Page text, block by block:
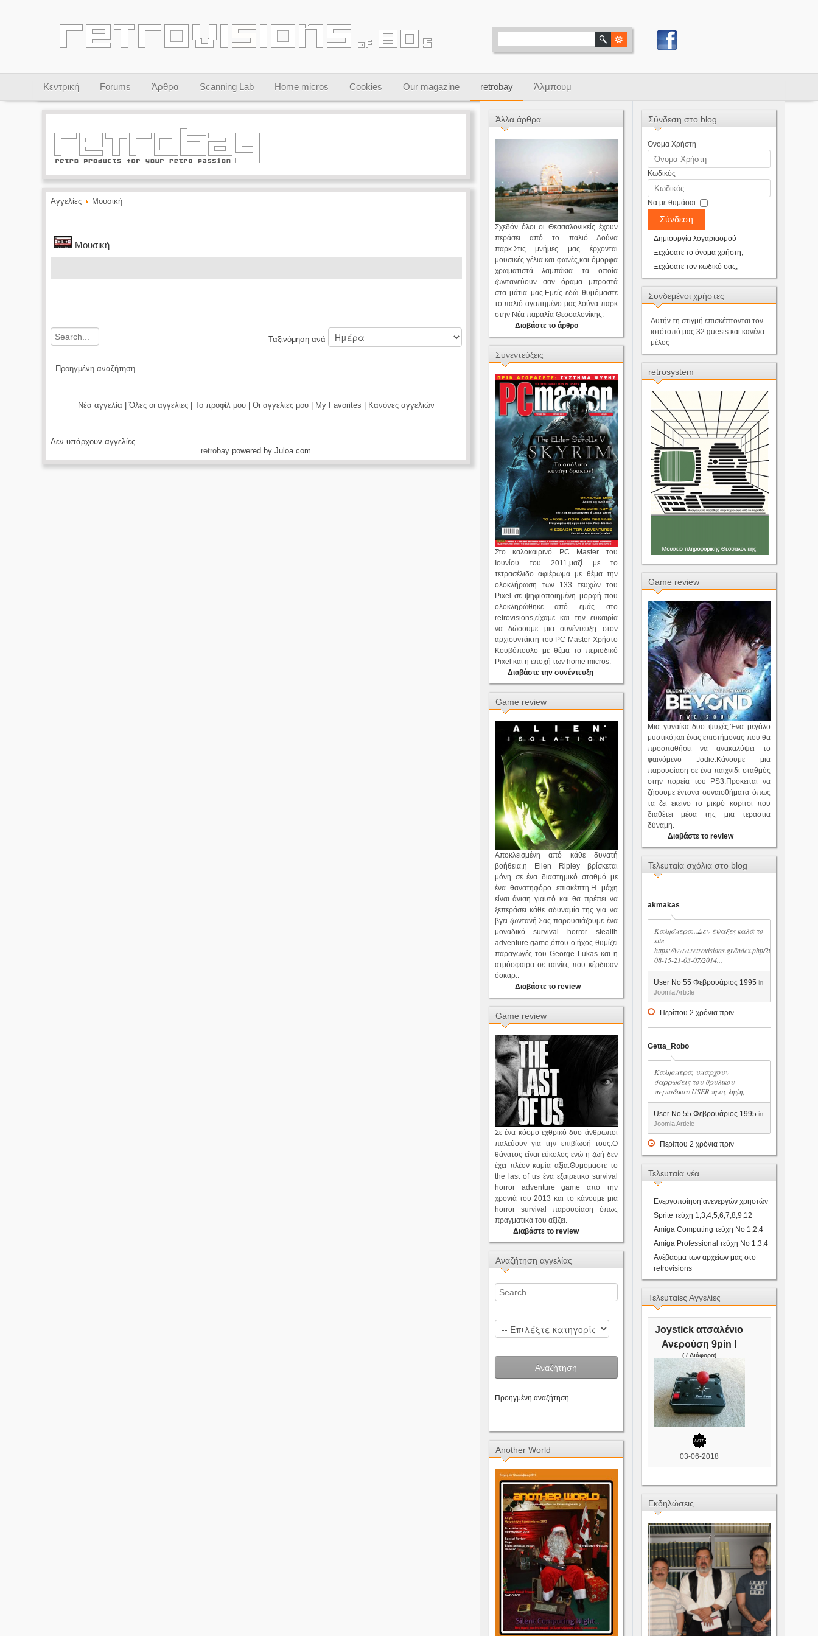
Κεντρική Forums Άρθρα Scanning Lab Home micros Cookies Our magazine retrobay Άλμπουμ
Αγγελίες Μουσική
Μουσική
Προηγμένη αναζήτηση
Ταξινόμηση ανά
Νέα αγγελία |Όλες οι αγγελίες| Το προφίλ μου| Οι αγγελίες μου| My Favorites Κανόνες αγγελιών
Δεν υπάρχουν αγγελίες
retrobay powered by Juloa.com
Άλλα άρθρα
Σχεδόν όλοι οι Θεσσαλονικείς έχουν
περάσει από το παλιό Λούνα
παρκ.Στις μνήμες μας έρχονται
μουσικές γέλια και φωνές,και όμορφα
χρωματιστά λαμπάκια τα οποία
ζωντανεύουν σαν όραμα μπροστά
στα μάτια μας.Εμείς εδώ θυμόμαστε
το παλιό αγαπημένο μας λούνα παρκ
στην Νέα παραλία Θεσσαλονίκης.
Διαβάστε το άρθρο
Συνεντεύξεις
Στο καλοκαιρινό PC Master του
Ιουνίου του 2011,μαζί με το
τετρασέλιδο αφιέρωμα με θέμα την
ολοκλήρωση των 133 τευχών του
Pixel σε ψηφιοποιημένη μορφή που
ολοκληρώθηκε από εμάς στο
retrovisions,είχαμε και την ευκαιρία
να δώσουμε μια συνέντευξη στον
αρχισυντάκτη του PC Master Χρήστο
Κουβόπουλο με θέμα το περιοδικό
Pixel και η εποχή των home micros.
Διαβάστε την συνέντευξη
Game review
Αποκλεισμένη από κάθε δυνατή
βοήθεια,η Ellen Ripley βρίσκεται
μόνη σε ένα διαστημικό σταθμό με
ένα θανατηφόρο επισκέπτη.Η μάχη
είναι άνιση γιαυτό και θα πρέπει να
ξεπεράσει κάθε αδυναμία της για να
βγει ζωντανή.Σας παρουσιάζουμε ένα
μοναδικό survival horror stealth
adventure game,όπου ο ήχος θυμίζει
παραγωγές του George Lukas και η
ατμόσφαιρα σε ταινίες που κέρδισαν
όσκαρ..
Διαβάστε το review
Game review
Σε ένα κόσμο εχθρικό δυο άνθρωποι
παλεύουν για την επιβίωσή τους.Ο
θάνατος είναι εύκολος ενώ η ζωή δεν
έχει πλέον καμία αξία.Θυμόμαστε το
the last of us ένα εξαιρετικό survival
horror adventure game από την
χρονιά του 2013 και το κάνουμε μια
horror survival παρουσίαση όπως
πραγματικά του αξίζει.
Διαβάστε το review
Αναζήτηση αγγελίας
Προηγμένη αναζήτηση
Another World
Σύνδεση στο blog
Όνομα Χρήστη
Κωδικός
Να με θυμάσαι
Σύνδεση
Δημιουργία λογαριασμού
Ξεχάσατε το όνομα χρήστη;
Ξεχάσατε τον κωδικό σας;
Συνδεμένοι χρήστες
Αυτήν τη στιγμή επισκέπτονται τον
ιστότοπό μας 32 guests και κανένα
μέλος
retrosystem
Game review
Μια γυναίκα δυο ψυχές.Ένα μεγάλο
μυστικό,και ένας επιστήμονας που θα
προσπαθήσει να ανακαλύψει το
φαινόμενο Jodie.Κάνουμε μια
παρουσίαση σε ένα παιχνίδι σταθμός
στην πορεία του PS3.Πρόκειται να
ζήσουμε έντονα συναισθήματα όπως
τα ζει εκείνο το μικρό κορίτσι που
διαθέτει μέσα της μια τεράστια
δύναμη.
Διαβάστε το review
Τελευταία σχόλια στο blog
akmakas
Καλησπερα...Δεν έψαξες καλά το
site
https://www.retrovisions.gr/index.php/2014-
08-15-21-03-07/2014...
User No 55 Φεβρουάριος 1995 in
Joomla Article
Περίπου 2 χρόνια πριν
Getta_Robo
Καλησπερα, υπαρχουν
σαρρωσεις του θρυλικου
περιοδικου USER προς ληψη;
User No 55 Φεβρουάριος 1995 in
Joomla Article
Περίπου 2 χρόνια πριν
Τελευταία νέα
Ενεργοποίηση ανενεργών χρηστών
Sprite τεύχη 1,3,4,5,6,7,8,9,12
Amiga Computing τεύχη Νο 1,2,4
Amiga Professional τεύχη Νο 1,3,4
Ανέβασμα των αρχείων μας στο
retrovisions
Τελευταίες Αγγελίες
Joystick ατσαλένιο
Ανερούση 9pin !
( / Διάφορα)
03-06-2018
Εκδηλώσεις